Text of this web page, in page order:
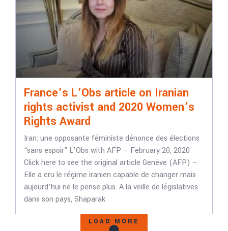
France’s L’Obs article on Iranian
rights activist and 2020 Women’s
Rights Award
Iran: une opposante féministe dénonce des élections
“sans espoir” L’Obs with AFP – February 20, 2020
Click here to see the original article Genève (AFP) –
Elle a cru le régime iranien capable de changer mais
aujourd’hui ne le pense plus. A la veille de législatives
dans son pays, Shaparak
LOAD MORE